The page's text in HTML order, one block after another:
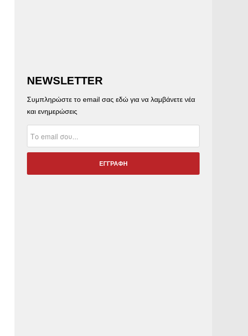
NEWSLETTER
Συμπληρώστε το email σας εδώ για να λαμβάνετε νέα
και ενημερώσεις